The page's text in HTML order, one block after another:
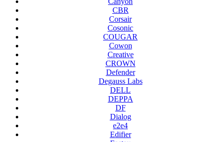
CBR
Corsair
Cosonic
COUGAR
Cowon
Creative
CROWN
Defender
Degauss Labs
DELL
DEPPA
DF
Dialog
e2e4
Edifier